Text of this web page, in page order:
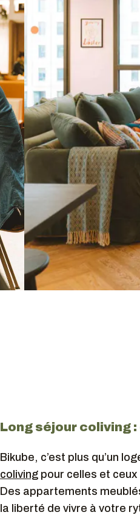
Long séjour coliving :
Bikube, c’est plus qu’un
coliving pour celles et ceux
Des appartements
la liberté de vivre à votre